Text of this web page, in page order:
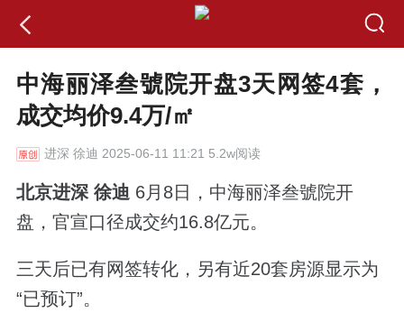
中海丽泽叁號院开盘3天网签4套，
成交均价9.4万/㎡
进深 徐迪 2025-06-11 11:21 5.2w阅读
北京进深 徐迪 6月8日， 中海丽泽叁號院开
盘， 官宣口径成交约16.8亿元。
三天后已有网签转化， 另有近20套房源显示为
“已预订”。